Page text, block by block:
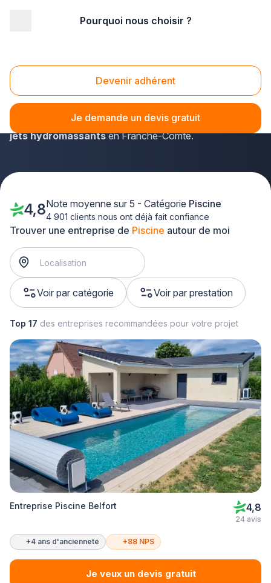
Pourquoi nous choisir ?
Devenir adhérent
Je demande un devis gratuit
Piscine Franche-Comté
Facilitez votre recherche de piscinistes avec plus-que-
pro.fr : en un instant, vous dénicherez quelqu'un capable
de
placer des échelles de piscine ou installer des
jets hydromassantsen Franche-Comté.
Trouver une entreprise de Piscine autour de moi
Voir par catégorie Voir par prestation
4,8Note moyenne sur 5 - Catégorie Piscine
4 901 clients nous ont déjà fait confiance
Top 17 des entreprises recommandées pour votre projet
Entreprise Piscine Belfort 4,8
24 avis
+4 ans d'ancienneté +88 NPS
Je veux un devis gratuit